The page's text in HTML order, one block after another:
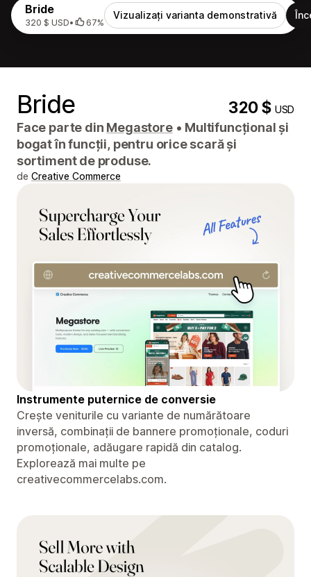
Bride
320 $ USD• 67%
Vizualizați varianta demonstrativă
Bride 320 $USD
Face parte din Megastore • Multifuncțional și
bogat în funcții, pentru orice scară și
sortiment de produse.
de Creative Commerce
Instrumente puternice de conversie
Crește veniturile cu variante de numărătoare
inversă, combinații de bannere promoționale, coduri
promoționale, adăugare rapidă din catalog.
Explorează mai multe pe
creativecommercelabs.com.